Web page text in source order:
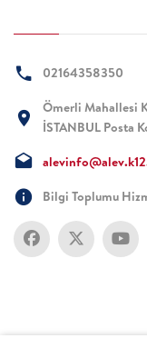
02164358350
Ömerli Mahallesi
İSTANBUL Posta
Bilgi Toplumu